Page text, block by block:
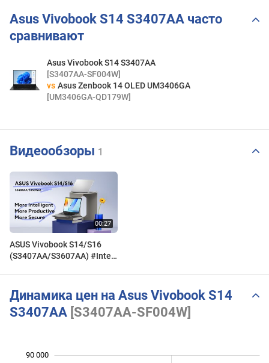
Asus Vivobook S14 S3407AA часто
сравнивают
Asus Vivobook S14 S3407AA
[S3407AA-SF004W]
vs Asus Zenbook 14 OLED UM3406GA
[UM3406GA-QD179W]
Видеообзоры 1
ASUS Vivobook S14/S16
(S3407AA/S3607AA) #Intel |
Динамика цен на Asus Vivobook S14
S3407AA [S3407AA-SF004W]
90 000